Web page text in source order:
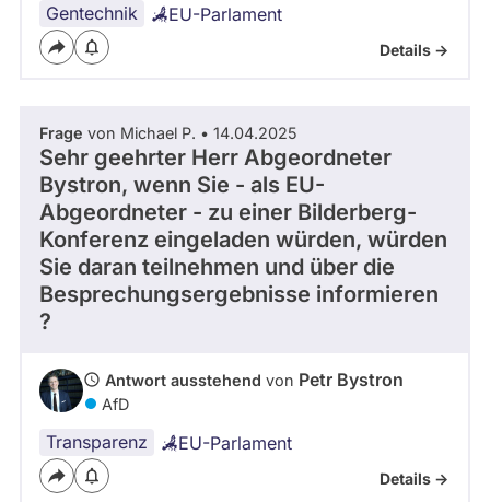
Gentechnik EU-Parlament
Details ->
Frage von Michael P. • 14.04.2025
Sehr geehrter Herr Abgeordneter
Bystron, wenn Sie - als EU-
Abgeordneter - zu einer Bilderberg-
Konferenz eingeladen würden, würden
Sie daran teilnehmen und über die
Besprechungsergebnisse informieren
?
Antwort ausstehend von Petr Bystron
AfD
Transparenz EU-Parlament
Details ->